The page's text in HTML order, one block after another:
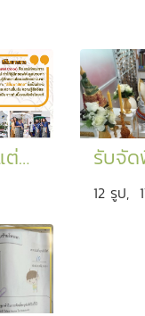
แบบธีมสีงานแต่งงาน
12 รูป,